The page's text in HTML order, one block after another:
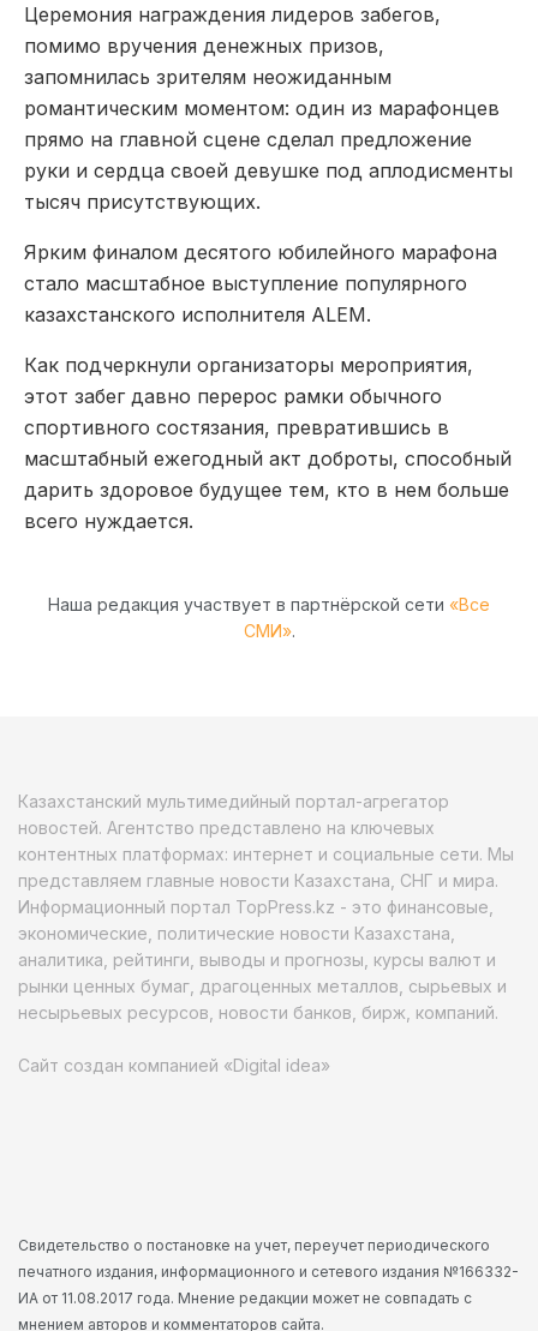
Церемония награждения лидеров забегов,
помимо вручения денежных призов,
запомнилась зрителям неожиданным
романтическим моментом: один из марафонцев
прямо на главной сцене сделал предложение
руки и сердца своей девушке под аплодисменты
тысяч присутствующих.
Ярким финалом десятого юбилейного марафона
стало масштабное выступление популярного
казахстанского исполнителя ALEM.
Как подчеркнули организаторы мероприятия,
этот забег давно перерос рамки обычного
спортивного состязания, превратившись в
масштабный ежегодный акт доброты, способный
дарить здоровое будущее тем, кто в нем больше
всего нуждается.
Наша редакция участвует в партнёрской сети «Все
СМИ».
Казахстанский мультимедийный портал-агрегатор
новостей. Агентство представлено на ключевых
контентных платформах: интернет и социальные сети. Мы
представляем главные новости Казахстана, СНГ и мира.
Информационный портал TopPress.kz - это финансовые,
экономические, политические новости Казахстана,
аналитика, рейтинги, выводы и прогнозы, курсы валют и
рынки ценных бумаг, драгоценных металлов, сырьевых и
несырьевых ресурсов, новости банков, бирж, компаний.
Сайт создан компанией «Digital idea»
Свидетельство о постановке на учет, переучет периодического
печатного издания, информационного и сетевого издания №166332-
ИА от 11.08.2017 года. Мнение редакции может не совпадать с
мнением авторов и комментаторов сайта.